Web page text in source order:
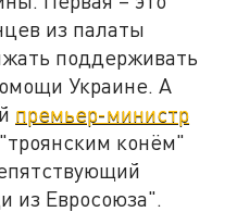
из палаты
поддерживать
Украине. А
премьер-министр
конём"
из Евросоюза".